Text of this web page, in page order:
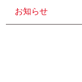
お知らせ